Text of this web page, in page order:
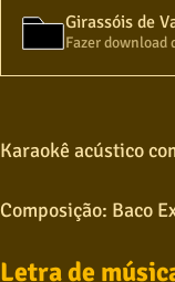
Girassóis de
Fazer download
Karaokê acústico
Composição: Baco
Letra de